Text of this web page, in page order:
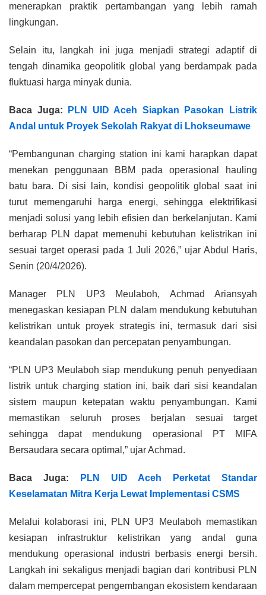
menerapkan praktik pertambangan yang lebih ramah
lingkungan.
Selain itu, langkah ini juga menjadi strategi adaptif di
tengah dinamika geopolitik global yang berdampak pada
fluktuasi harga minyak dunia.
Baca Juga:
PLN UID Aceh Siapkan Pasokan Listrik
Andal untuk Proyek Sekolah Rakyat di Lhokseumawe
“Pembangunan charging station ini kami harapkan dapat
menekan penggunaan BBM pada operasional hauling
batu bara. Di sisi lain, kondisi geopolitik global saat ini
turut memengaruhi harga energi, sehingga elektrifikasi
menjadi solusi yang lebih efisien dan berkelanjutan. Kami
berharap PLN dapat memenuhi kebutuhan kelistrikan ini
sesuai target operasi pada 1 Juli 2026,” ujar Abdul Haris,
Senin (20/4/2026).
Manager PLN UP3 Meulaboh, Achmad Ariansyah
menegaskan kesiapan PLN dalam mendukung kebutuhan
kelistrikan untuk proyek strategis ini, termasuk dari sisi
keandalan pasokan dan percepatan penyambungan.
“PLN UP3 Meulaboh siap mendukung penuh penyediaan
listrik untuk charging station ini, baik dari sisi keandalan
sistem maupun ketepatan waktu penyambungan. Kami
memastikan seluruh proses berjalan sesuai target
sehingga dapat mendukung operasional PT MIFA
Bersaudara secara optimal,” ujar Achmad.
Baca Juga:
PLN UID Aceh Perketat Standar
Keselamatan Mitra Kerja Lewat Implementasi CSMS
Melalui kolaborasi ini, PLN UP3 Meulaboh memastikan
kesiapan infrastruktur kelistrikan yang andal guna
mendukung operasional industri berbasis energi bersih.
Langkah ini sekaligus menjadi bagian dari kontribusi PLN
dalam mempercepat pengembangan ekosistem kendaraan